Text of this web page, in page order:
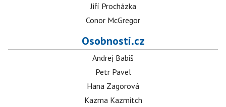
Jiří Procházka
Conor McGregor
Osobnosti.cz
Andrej Babiš
Petr Pavel
Hana Zagorová
Kazma Kazmitch